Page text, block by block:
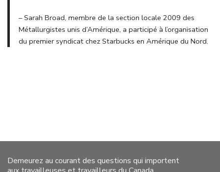
– Sarah Broad, membre de la section locale 2009 des
Métallurgistes unis d’Amérique, a participé à l’organisation
du premier syndicat chez Starbucks en Amérique du Nord.
Demeurez au courant des questions qui importent